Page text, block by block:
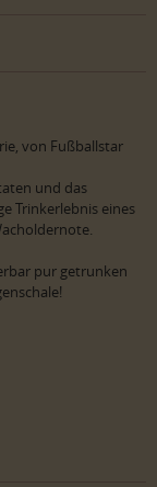
von Fußballstar
und das
Trinkerlebnis eines
pur getrunken